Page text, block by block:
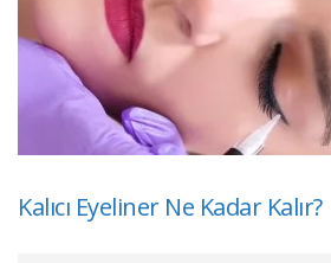
Kalıcı Eyeliner Ne Kadar Kalır?